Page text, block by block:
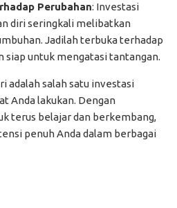
Perubahan: Investasi
diri seringkali melibatkan
Jadilah terbuka terhadap
siap untuk mengatasi tantangan.
adalah salah satu investasi
Anda lakukan. Dengan
terus belajar dan berkembang,
penuh Anda dalam berbagai